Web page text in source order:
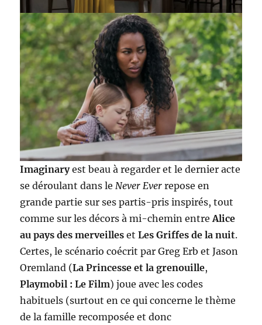
Imaginaryest beau à regarder et le dernier acte
se déroulant dans le Never Ever repose en
grande partie sur ses partis-pris inspirés, tout
comme sur les décors à mi-chemin entreAlice
au pays des merveilles et Les Griffes de la nuit.
Certes, le scénario coécrit par Greg Erb et Jason
Oremland (La Princesse et la grenouille,
Playmobil : Le Film) joue avec les codes
habituels (surtout en ce qui concerne le thème
de la famille recomposée et donc